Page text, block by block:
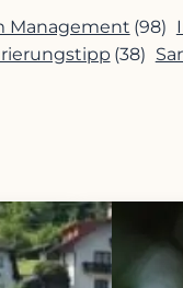
Management (98)
(38)